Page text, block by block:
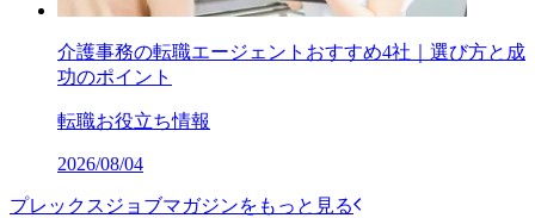
介護事務の転職エージェントおすすめ4社｜選び方と成
功のポイント
転職お役立ち情報
2026/08/04
プレックスジョブマガジンをもっと見る